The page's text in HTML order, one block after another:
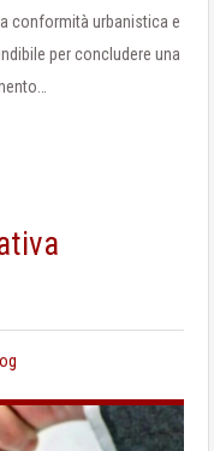
conformità urbanistica e
per concludere una